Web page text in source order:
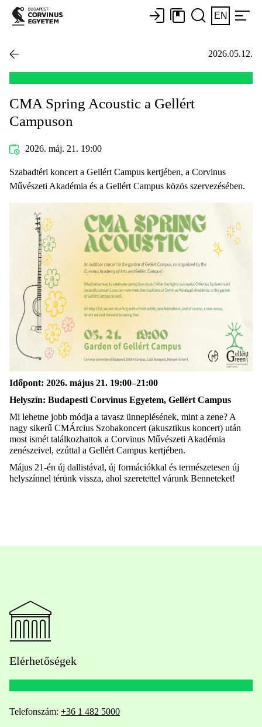
EN
2026.05.12.
CMA Spring Acoustic a Gellért
Campuson
2026. máj. 21. 19:00
Szabadtéri koncert a Gellért Campus kertjében, a Corvinus
Művészeti Akadémia és a Gellért Campus közös szervezésében.
Időpont: 2026. május 21. 19:00–21:00
Helyszín: Budapesti Corvinus Egyetem, Gellért Campus
Mi lehetne jobb módja a tavasz ünneplésének, mint a zene? A
nagy sikerű CMÁrcius Szobakoncert (akusztikus koncert) után
most ismét találkozhattok a Corvinus Művészeti Akadémia
zenészeivel, ezúttal a Gellért Campus kertjében.
Május 21-én új dallistával, új formációkkal és természetesen új
helyszínnel térünk vissza, ahol szeretettel várunk Benneteket!
Elérhetőségek
Telefonszám: +36 1 482 5000